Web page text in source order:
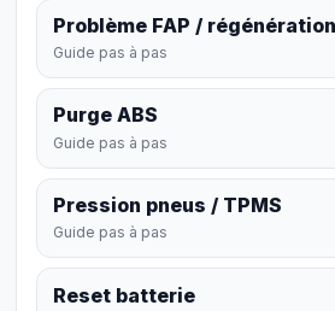
Problème FAP /
Guide pas à pas
Purge ABS
Guide pas à pas
Pression pneus / TPMS
Guide pas à pas
Reset batterie